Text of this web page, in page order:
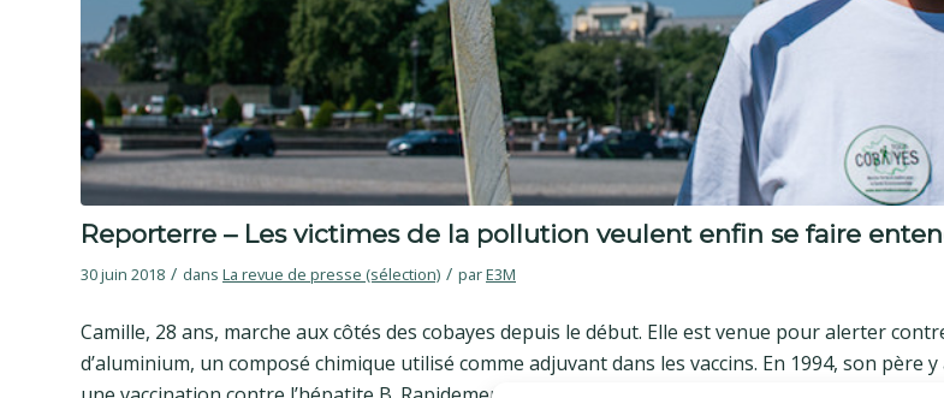
Reporterre – Les victimes de la pollution veulent enfin se faire
30 juin 2018 / dans La revue de presse (sélection) / parE3M
Camille, 28 ans, marche aux côtés des cobayes depuis le début. Elle est venue pour alerter
d’aluminium, un composé chimique utilisé comme adjuvant dans les vaccins. En 1994, son père